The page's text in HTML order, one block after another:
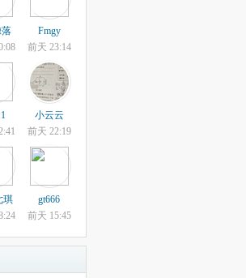
Fmgy
前天 23:14
小云云
前天 22:19
琪
gt666
前天 15:45